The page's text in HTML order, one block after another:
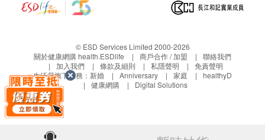
© ESD Services Limited 2000-2026
關於健康網購 health.ESDlife
商戶合作 / 加盟
聯絡我們
加入我們
條款及細則 私隱聲明
免責聲明
生活易旗下業務： 新婚 Anniversary 家庭
healthyD
健康網購
Digital Solutions